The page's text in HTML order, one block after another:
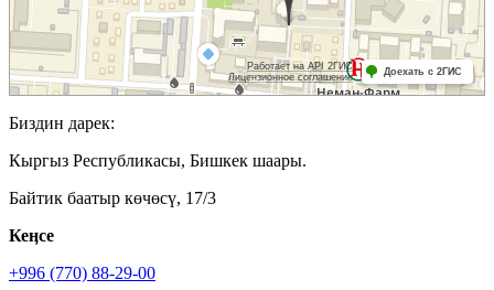
Биздин дарек:
Кыргыз Республикасы, Бишкек шаары.
Байтик баатыр көчөсү, 17/3
Кеӊсе
+996 (770) 88-29-00